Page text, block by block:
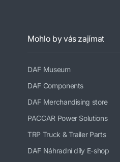
Mohlo by vás zajímat
DAF Museum
DAF Components
DAF Merchandising store
PACCAR Power Solutions
TRP Truck & Trailer Parts
DAF Náhradní díly E-shop